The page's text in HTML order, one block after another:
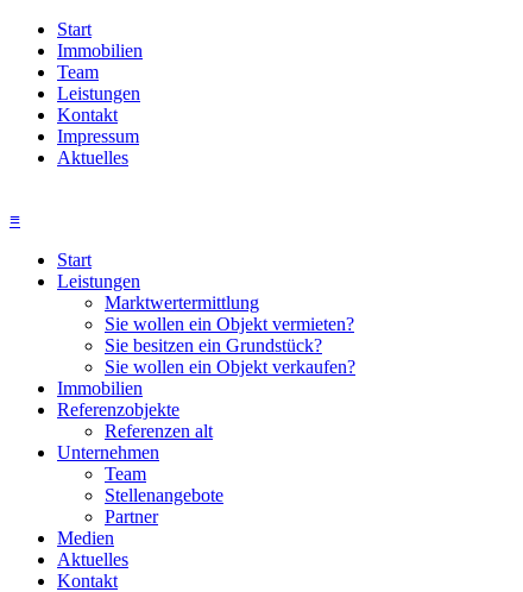
Start
Immobilien
Team
Leistungen
Kontakt
Impressum
Aktuelles
≡
Start
Leistungen
Marktwertermittlung
Sie wollen ein Objekt vermieten?
Sie besitzen ein Grundstück?
Sie wollen ein Objekt verkaufen?
Immobilien
Referenzobjekte
Referenzen alt
Unternehmen
Team
Stellenangebote
Partner
Medien
Aktuelles
Kontakt